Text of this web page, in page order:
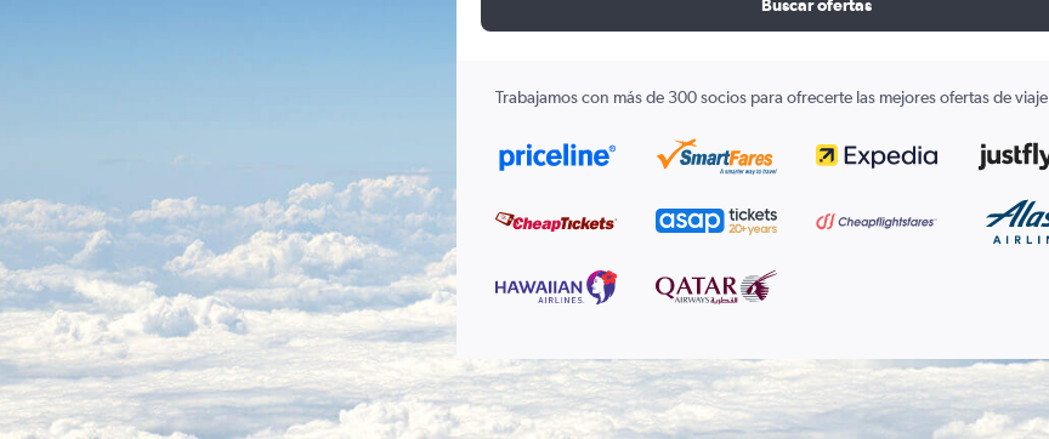
Buscar ofertas
Trabajamos con más de 300 socios para ofrecerte las mejores ofertas de viaje